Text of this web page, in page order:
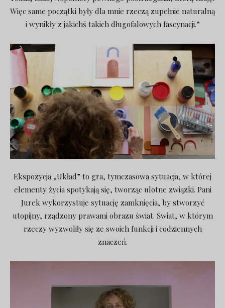
Więc same początki były dla mnie rzeczą zupełnie naturalną
i wynikły z jakichś takich długofalowych fascynacji.”
Ekspozycja „Układ” to gra, tymczasowa sytuacja, w której
elementy życia spotykają się, tworząc ulotne związki. Pani
Jurek wykorzystuje sytuację zamknięcia, by stworzyć
utopijny, rządzony prawami obrazu świat. Świat, w którym
rzeczy wyzwoliły się ze swoich funkcji i codziennych
znaczeń.